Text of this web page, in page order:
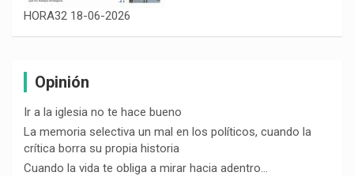
HORA32 18-06-2026
Opinión
Ir a la iglesia no te hace bueno
La memoria selectiva un mal en los políticos, cuando la
crítica borra su propia historia
Cuando la vida te obliga a mirar hacia adentro…